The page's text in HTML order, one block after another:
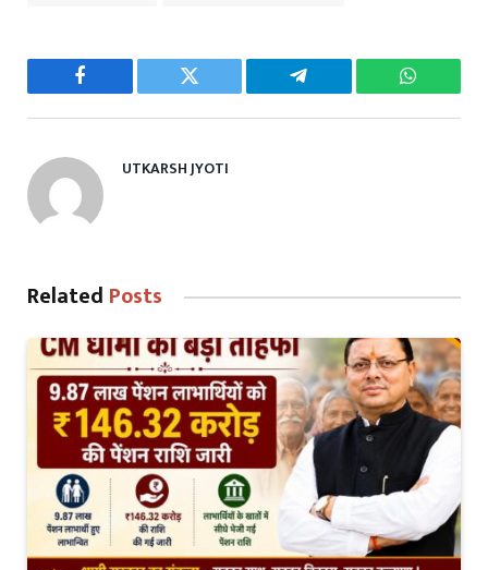
Facebook Twitter Telegram
UTKARSH JYOTI
Related Posts